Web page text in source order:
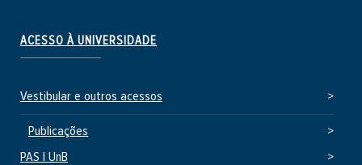
ACESSO À UNIVERSIDADE
Vestibular e outros acessos
Publicações
PAS | UnB